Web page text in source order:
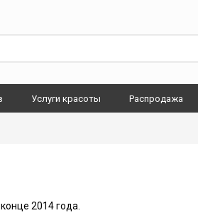
Услуги красоты Распродажа
2014 года.